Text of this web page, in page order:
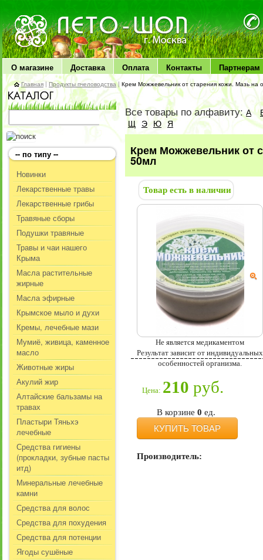
ЛЕТО чудо здоровья
О магазине Доставка Оплата Контакты Партнерам
Главная |Продукты пчеловодства| Крем Можжевельник от старения кожи. Мазь на
-- по типу --
Новинки
Лекарственные травы
Лекарственные грибы
Травяные сборы
Подушки травяные
Травы и чаи нашего
Крыма
Масла растительные
жирные
Масла эфирные
Крымское мыло и духи
Кремы, лечебные мази
Мумиё, живица, каменное
масло
Животные жиры
Акулий жир
Алтайские бальзамы на
травах
Пластыри Тяньхэ
лечебные
Средства гигиены
(прокладки, зубные пасты
итд)
Минеральные лечебные
камни
Средства для волос
Средства для похудения
Средства для потенции
Ягоды сушёные
Все товары по алфавиту:А
Щ Э Ю Я
Крем Можжевельник от
50мл
Товар есть в наличии
Не является медикаментом
Результат зависит от индивидуальных
особенностей организма.
Цена: 210 руб.
В корзине 0 ед.
КУПИТЬ ТОВАР
Производитель: